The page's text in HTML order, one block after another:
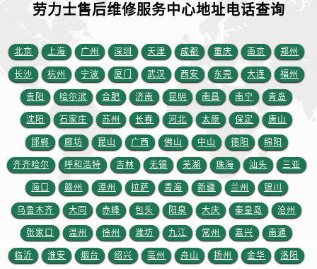
江苏省宿迁市宿城区西湖路售后服务中心（需提前预约）
江苏省徐州市鼓楼区淮海东路29号苏宁广场IFC国际金融中心35层3508室售后服务中心（需提前预约）
江苏省盐城市盐都区世纪大道5号盐城金融城写字楼1号楼16层1604室售后服务中心（需提前预约）
江苏省扬州市邗江区国展路29号星耀天地写字楼1号楼18层1803室售后服务中心（需提前预约）
江苏省镇江市京口区中山东路售后服务中心（需提前预约）
江西省抚州市临川区赣东大道售后服务中心（需提前预约）
江西省赣州市章贡区文清路售后服务中心（需提前预约）
江西省吉安市吉州区井冈山大道售后服务中心（需提前预约）
江西省景德镇市珠山区珠山中路售后服务中心（需提前预约）
江西省九江市浔阳区浔阳路售后服务中心（需提前预约）
江西省南昌市红谷滩新区红谷中大道998号绿地双子塔（中央广场）A1座办公楼14层1407室售后服务中心（需提前预约）
江西省萍乡市安源区萍安北大道与康庄路交叉口售后服务中心（需提前预约）
江西省上饶市信州区滨江西路售后服务中心（需提前预约）
劳力士售后维修服务中心地址电话查询
北京 上海 广州 深圳 天津 成都 重庆 南京 郑州
长沙 杭州 宁波 厦门 武汉 西安 东莞 大连 福州
贵阳 哈尔滨 合肥 济南 昆明 南昌 南宁 青岛
沈阳 石家庄 苏州 长春 河北 太原 保定 唐山
邯郸 廊坊 昆山 广西 佛山 中山 德阳 绵阳
齐齐哈尔 呼和浩特 吉林 无锡 芜湖 珠海 汕头 三亚
海口 赣州 漳州 拉萨 青海 新疆 兰州 银川
乌鲁木齐 大同 赤峰 包头 阳泉 大庆 秦皇岛 沧州
张家口 温州 徐州 潍坊 九江 常州 嘉兴 南通
临沂 淮安 烟台 绍兴 亳州 舟山 扬州 金华 洛阳